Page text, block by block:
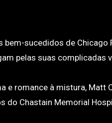
bem-sucedidos de Chicago
pelas suas complicadas
e romance à mistura, Matt
do Chastain Memorial